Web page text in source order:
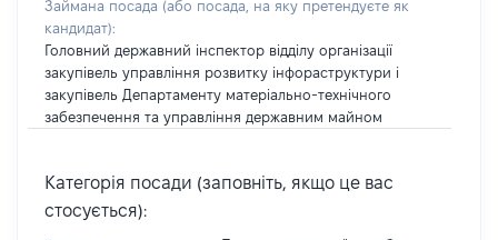
Займана посада (або посада, на яку претендуєте як
кандидат):
Головний державний інспектор відділу організації
закупівель управління розвитку інфораструктури і
закупівель Департаменту матеріально-технічного
забезпечення та управління державним майном
Категорія посади (заповніть, якщо це вас
стосується):